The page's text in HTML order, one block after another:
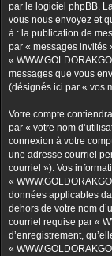
par le logiciel phpBB.
vous nous envoyez et
à : la publication de
par « messages invités
«
messages que vous
(désignés ici par « vos
Votre compte
par « votre nom
connexion à votre
une adresse courriel
courriel »). Vos
«
données applicables
dehors de votre nom
courriel requise par «
d’enregistrement,
«